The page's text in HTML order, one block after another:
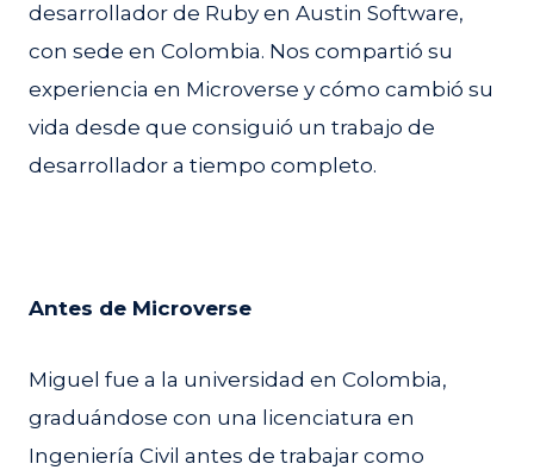
desarrollador de Ruby en Austin Software,
con sede en Colombia. Nos compartió su
experiencia en Microverse y cómo cambió su
vida desde que consiguió un trabajo de
desarrollador a tiempo completo.
Antes de Microverse
Miguel fue a la universidad en Colombia,
graduándose con una licenciatura en
Ingeniería Civil antes de trabajar como